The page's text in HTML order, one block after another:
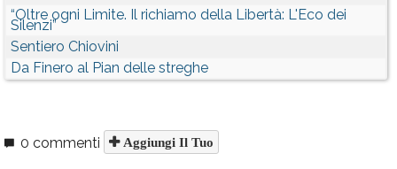
“Oltre ogni Limite. Il richiamo della Libertà: L'Eco dei
Silenzi”
Sentiero Chiovini
Da Finero al Pian delle streghe
0 commenti Aggiungi Il Tuo